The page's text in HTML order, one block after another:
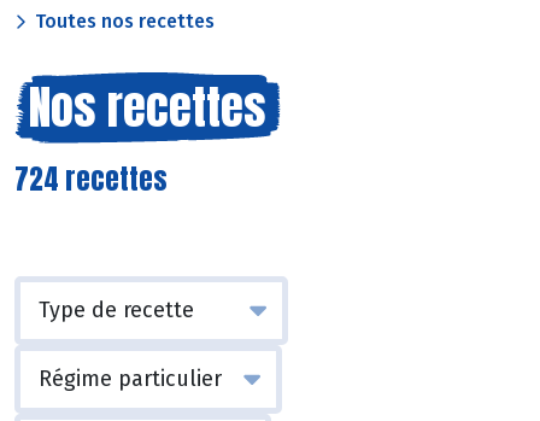
Toutes nos recettes
Nos recettes
724 recettes